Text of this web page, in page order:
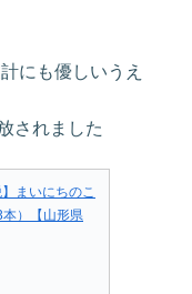
にも優しいうえ
されました
】まいにちのこ
）【山形県